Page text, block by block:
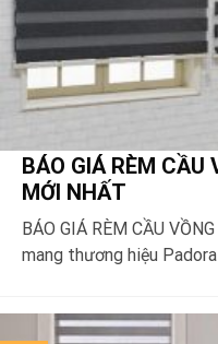
BÁO GIÁ RÈM CẦU
MỚI NHẤT
BÁO GIÁ RÈM CẦU
mang thương hiệu Padora